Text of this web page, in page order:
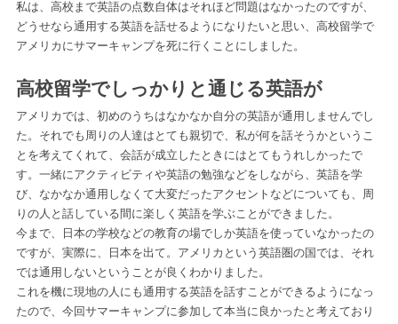
私は、高校まで英語の点数自体はそれほど問題はなかったのですが、
どうせなら通用する英語を話せるようになりたいと思い、高校留学で
アメリカにサマーキャンプを死に行くことにしました。
高校留学でしっかりと通じる英語が
アメリカでは、初めのうちはなかなか自分の英語が通用しませんでし
た。それでも周りの人達はとても親切で、私が何を話そうかというこ
とを考えてくれて、会話が成立したときにはとてもうれしかったで
す。一緒にアクティビティや英語の勉強などをしながら、英語を学
び、なかなか通用しなくて大変だったアクセントなどについても、周
りの人と話している間に楽しく英語を学ぶことができました。
今まで、日本の学校などの教育の場でしか英語を使っていなかったの
ですが、実際に、日本を出て。アメリカという英語圏の国では、それ
では通用しないということが良くわかりました。
これを機に現地の人にも通用する英語を話すことができるようになっ
たので、今回サマーキャンプに参加して本当に良かったと考えており